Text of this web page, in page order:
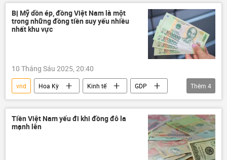
Ngân hàng Nhà nước VN
Kinh tế
Kinh doanh
Bị Mỹ dồn ép, đồng Việt Nam là một
trong những đồng tiền suy yếu nhiều
nhất khu vực
10 Tháng Sáu 2025, 20:40
vnd Hoa Kỳ Kinh tế
GDP
Việt Nam
thuế
Chính sách
Ngân hàng Nhà nước
Thêm 4
Tiền Việt Nam yếu đi khi đồng đô la
mạnh lên